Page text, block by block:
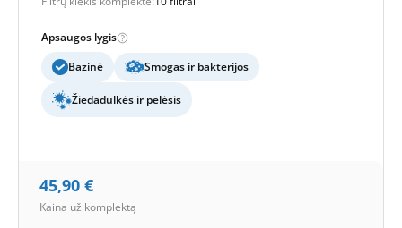
Apsaugos lygis
Bazinė
Smogas ir bakterijos
Žiedadulkės ir pelėsis
45,90 €
Kaina už komplektą